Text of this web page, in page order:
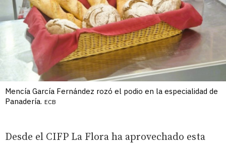
Mencía García Fernández rozó el podio en la especialidad de
Panadería. ECB
Desde el CIFP La Flora ha aprovechado esta